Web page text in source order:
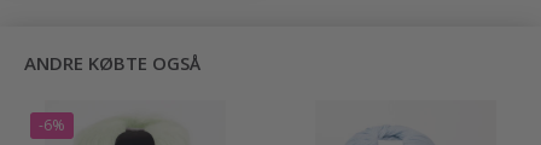
ANDRE KØBTE OGSÅ
-6%